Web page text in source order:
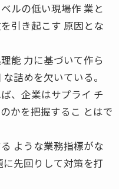
の低い現場作 業と
引き起こす 原因とな
能 力に基づいて作ら
詰めを欠いている。
、企業はサプライ チ
かを把握するこ とはで
ような業務指標がな
先回りして対策を打